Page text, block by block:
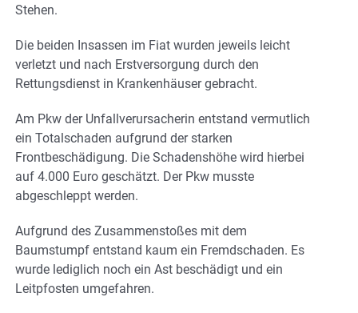
Stehen.
Die beiden Insassen im Fiat wurden jeweils leicht
verletzt und nach Erstversorgung durch den
Rettungsdienst in Krankenhäuser gebracht.
Am Pkw der Unfallverursacherin entstand vermutlich
ein Totalschaden aufgrund der starken
Frontbeschädigung. Die Schadenshöhe wird hierbei
auf 4.000 Euro geschätzt. Der Pkw musste
abgeschleppt werden.
Aufgrund des Zusammenstoßes mit dem
Baumstumpf entstand kaum ein Fremdschaden. Es
wurde lediglich noch ein Ast beschädigt und ein
Leitpfosten umgefahren.